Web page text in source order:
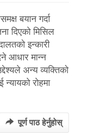
बयान गर्दा
दिएको मिसिल
इन्कारी
आधार मान्न
अन्य व्यक्तिको
रोहमा
पूर्ण पाठ हेर्नुहोस्